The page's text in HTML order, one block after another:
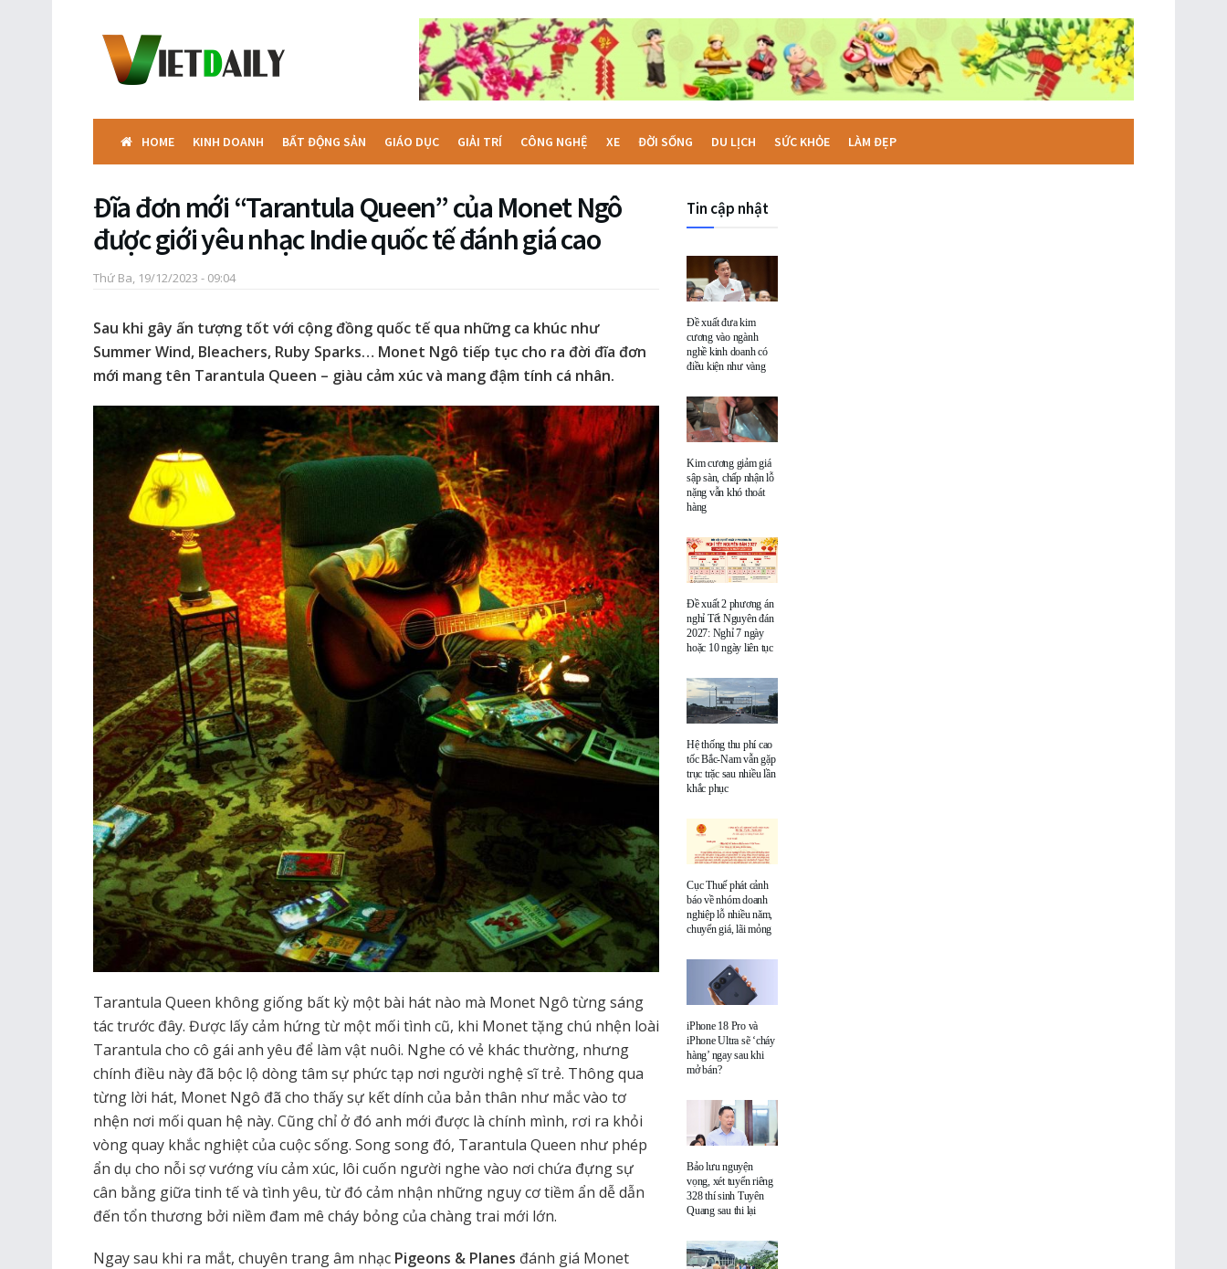
HOME KINH DOANH BẤT ĐỘNG SẢN GIÁO DỤC GIẢI TRÍ CÔNG NGHỆ XE ĐỜI SỐNG DU LỊCH SỨC KHỎE LÀM ĐẸP
Đĩa đơn mới “Tarantula Queen” của Monet Ngô
được giới yêu nhạc Indie quốc tế đánh giá cao
Thứ Ba, 19/12/2023 - 09:04
Sau khi gây ấn tượng tốt với cộng đồng quốc tế qua những ca khúc như
Summer Wind, Bleachers, Ruby Sparks… Monet Ngô tiếp tục cho ra đời đĩa đơn
mới mang tên Tarantula Queen – giàu cảm xúc và mang đậm tính cá nhân.
Tarantula Queen không giống bất kỳ một bài hát nào mà Monet Ngô từng sáng
tác trước đây. Được lấy cảm hứng từ một mối tình cũ, khi Monet tặng chú nhện loài
Tarantula cho cô gái anh yêu để làm vật nuôi. Nghe có vẻ khác thường, nhưng
chính điều này đã bộc lộ dòng tâm sự phức tạp nơi người nghệ sĩ trẻ. Thông qua
từng lời hát, Monet Ngô đã cho thấy sự kết dính của bản thân như mắc vào tơ
nhện nơi mối quan hệ này. Cũng chỉ ở đó anh mới được là chính mình, rơi ra khỏi
vòng quay khắc nghiệt của cuộc sống. Song song đó, Tarantula Queen như phép
ẩn dụ cho nỗi sợ vướng víu cảm xúc, lôi cuốn người nghe vào nơi chứa đựng sự
cân bằng giữa tinh tế và tình yêu, từ đó cảm nhận những nguy cơ tiềm ẩn dễ dẫn
đến tổn thương bởi niềm đam mê cháy bỏng của chàng trai mới lớn.
Ngay sau khi ra mắt, chuyên trang âm nhạc Pigeons & Planes đánh giá Monet
Tin cập nhật
Đề xuất đưa kim
cương vào ngành
nghề kinh doanh có
điều kiện như vàng
Kim cương giảm giá
sập sàn, chấp nhận lỗ
nặng vẫn khó thoát
hàng
Đề xuất 2 phương án
nghỉ Tết Nguyên đán
2027: Nghỉ 7 ngày
hoặc 10 ngày liên tục
Hệ thống thu phí cao
tốc Bắc-Nam vẫn gặp
trục trặc sau nhiều lần
khắc phục
Cục Thuế phát cảnh
báo về nhóm doanh
nghiệp lỗ nhiều năm,
chuyển giá, lãi mỏng
iPhone 18 Pro và
iPhone Ultra sẽ ‘cháy
hàng’ ngay sau khi
mở bán?
Bảo lưu nguyện
vọng, xét tuyển riêng
328 thí sinh Tuyên
Quang sau thi lại